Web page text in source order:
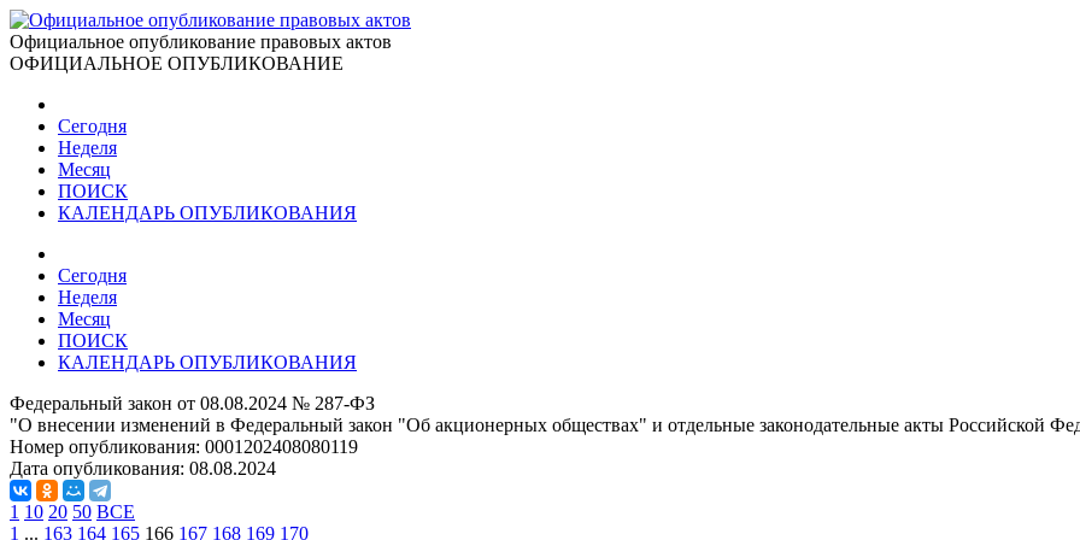
Официальное опубликование правовых актов
ОФИЦИАЛЬНОЕ ОПУБЛИКОВАНИЕ
Сегодня
Неделя
Месяц
ПОИСК
КАЛЕНДАРЬ ОПУБЛИКОВАНИЯ
Сегодня
Неделя
Месяц
ПОИСК
КАЛЕНДАРЬ ОПУБЛИКОВАНИЯ
Федеральный закон от 08.08.2024 № 287-ФЗ
"О внесении изменений в Федеральный закон "Об акционерных обществах" и отдельные законодательные акты Российской
Номер опубликования: 0001202408080119
Дата опубликования: 08.08.2024
1 10 20 50 ВСЕ
1 ... 163 164 165 166 167 168 169 170